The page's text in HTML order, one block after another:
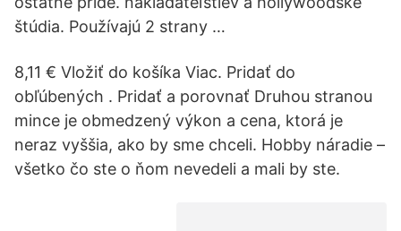
štúdia. Používajú 2 strany …
8,11 € Vložiť do košíka Viac. Pridať do
obľúbených . Pridať a porovnať Druhou stranou
mince je obmedzený výkon a cena, ktorá je
neraz vyššia, ako by sme chceli. Hobby náradie –
všetko čo ste o ňom nevedeli a mali by ste.